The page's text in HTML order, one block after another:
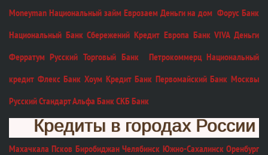
Moneyman Национальный займ Еврозаем Деньги на дом Форус Банк
Национальный Банк Сбережений Кредит Европа Банк VIVA Деньги
Ферратум Русский Торговый Банк Петрокоммерц Национальный
кредит Флекс Банк Хоум Кредит Банк Первомайский Банк Москвы
Русский Стандарт Альфа Банк СКБ Банк
Кредиты в городах России
Махачкала Псков Биробиджан Челябинск Южно-Сахалинск Оренбург